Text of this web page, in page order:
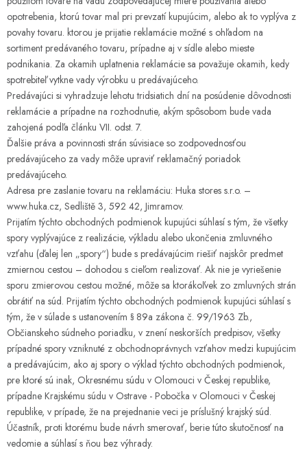
opotrebenia, ktorú tovar mal pri prevzatí kupujúcim, alebo ak to vyplýva z
povahy tovaru. ktorou je prijatie reklamácie možné s ohľadom na
sortiment predávaného tovaru, prípadne aj v sídle alebo mieste
podnikania. Za okamih uplatnenia reklamácie sa považuje okamih, kedy
spotrebiteľ vytkne vady výrobku u predávajúceho.
Predávajúci si vyhradzuje lehotu tridsiatich dní na posúdenie dôvodnosti
reklamácie a prípadne na rozhodnutie, akým spôsobom bude vada
zahojená podľa článku VII. odst. 7.
Ďalšie práva a povinnosti strán súvisiace so zodpovednosťou
predávajúceho za vady môže upraviť reklamačný poriadok
predávajúceho.
Adresa pre zaslanie tovaru na reklamáciu: Huka stores s.r.o. –
www.huka.cz, Sedliště 3, 592 42, Jimramov.
Prijatím týchto obchodných podmienok kupujúci súhlasí s tým, že všetky
spory vyplývajúce z realizácie, výkladu alebo ukončenia zmluvného
vzťahu (ďalej len „spory“) bude s predávajúcim riešiť najskôr predmet
zmiernou cestou – dohodou s cieľom realizovať. Ak nie je vyriešenie
sporu zmierovou cestou možné, môže sa ktorákoľvek zo zmluvných strán
obrátiť na súd. Prijatím týchto obchodných podmienok kupujúci súhlasí s
tým, že v súlade s ustanovením § 89a zákona č. 99/1963 Zb.,
Občianskeho súdneho poriadku, v znení neskorších predpisov, všetky
prípadné spory vzniknuté z obchodnoprávnych vzťahov medzi kupujúcim
a predávajúcim, ako aj spory o výklad týchto obchodných podmienok,
pre ktoré sú inak, Okresnému súdu v Olomouci v Českej republike,
prípadne Krajskému súdu v Ostrave - Pobočka v Olomouci v Českej
republike, v prípade, že na prejednanie veci je príslušný krajský súd.
Účastník, proti ktorému bude návrh smerovať, berie túto skutočnosť na
vedomie a súhlasí s ňou bez výhrady.